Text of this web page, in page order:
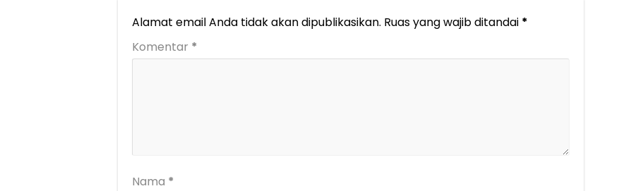
Alamat email Anda tidak akan dipublikasikan. Ruas yang wajib ditandai *
Komentar *
Nama *